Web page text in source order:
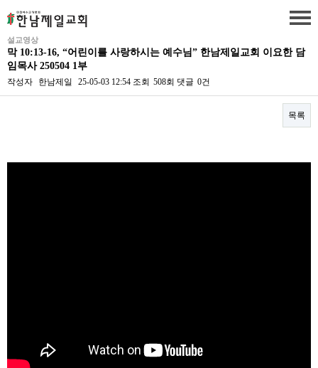
설교영상
막 10:13-16, “어린이를 사랑하시는 예수님” 한남제일교회 이요한 담
임목사 250504 1부
작성자 한남제일 25-05-03 12:54 조회 508회 댓글 0건
목록